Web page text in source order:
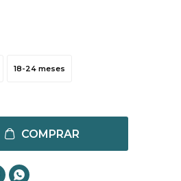
18-24 meses
COMPRAR
